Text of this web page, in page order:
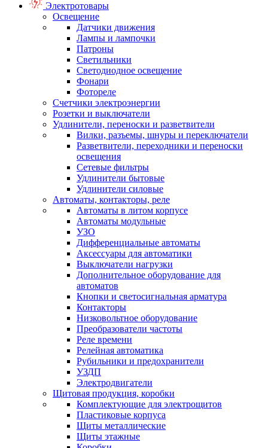
Электротовары
Освещение
Датчики движения
Лампы и лампочки
Патроны
Светильники
Светодиодное освещение
Фонари
Фотореле
Счетчики электроэнергии
Розетки и выключатели
Удлинители, переноски и разветвители
Вилки, разъемы, шнуры и переключатели
Разветвители, переходники и переноски
освещения
Сетевые фильтры
Удлинители бытовые
Удлинители силовые
Автоматы, контакторы, реле
Автоматы в литом корпусе
Автоматы модульные
УЗО
Дифференциальные автоматы
Аксессуары для автоматики
Выключатели нагрузки
Дополнительное оборудование для
автоматов
Кнопки и светосигнальная арматура
Контакторы
Низковольтное оборудование
Преобразователи частоты
Реле времени
Релейная автоматика
Рубильники и предохранители
УЗДП
Электродвигатели
Щитовая продукция, коробки
Комплектующие для электрощитов
Пластиковые корпуса
Щиты металлические
Щиты этажные